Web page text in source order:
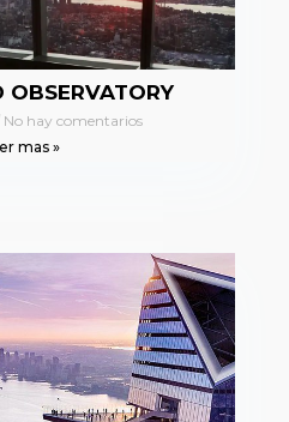
OBSERVATORY
No hay comentarios
mas »